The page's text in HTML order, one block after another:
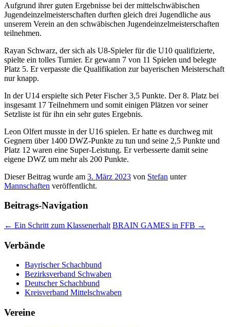
Aufgrund ihrer guten Ergebnisse bei der mittelschwäbischen
Jugendeinzelmeisterschaften durften gleich drei Jugendliche aus
unserem Verein an den schwäbischen Jugendeinzelmeisterschaften
teilnehmen.
Rayan Schwarz, der sich als U8-Spieler für die U10 qualifizierte,
spielte ein tolles Turnier. Er gewann 7 von 11 Spielen und belegte
Platz 5. Er verpasste die Qualifikation zur bayerischen Meisterschaft
nur knapp.
In der U14 erspielte sich Peter Fischer 3,5 Punkte. Der 8. Platz bei
insgesamt 17 Teilnehmern und somit einigen Plätzen vor seiner
Setzliste ist für ihn ein sehr gutes Ergebnis.
Leon Olfert musste in der U16 spielen. Er hatte es durchweg mit
Gegnern über 1400 DWZ-Punkte zu tun und seine 2,5 Punkte und
Platz 12 waren eine Super-Leistung. Er verbesserte damit seine
eigene DWZ um mehr als 200 Punkte.
Dieser Beitrag wurde am 3. März 2023 von Stefan unter
Mannschaften veröffentlicht.
Beitrags-Navigation
← Ein Schritt zum Klassenerhalt BRAIN GAMES in FFB →
Verbände
Bayrischer Schachbund
Bezirksverband Schwaben
Deutscher Schachbund
Kreisverband Mittelschwaben
Vereine